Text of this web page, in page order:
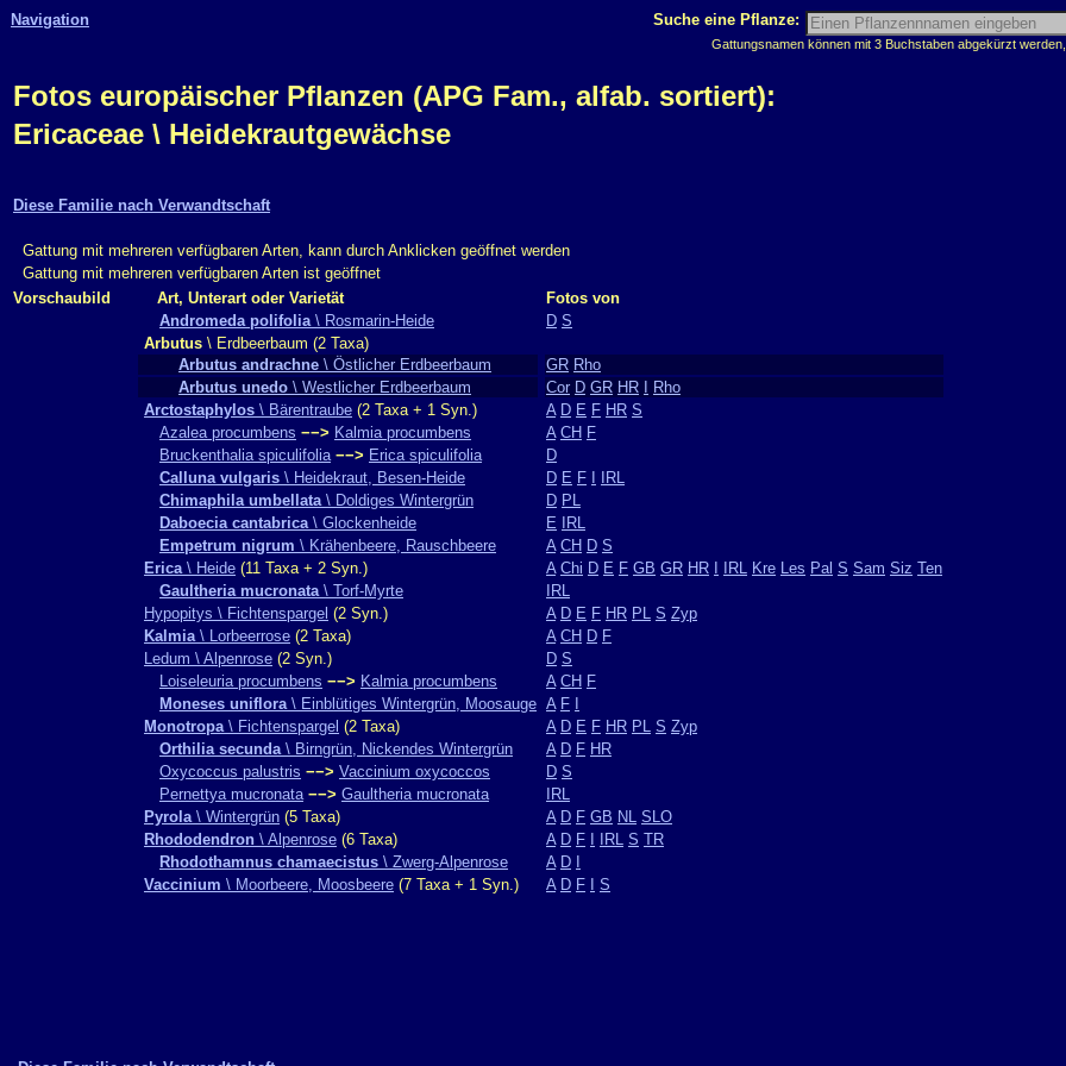
Navigation Suche eine Pflanze:
Gattungsnamen können mit 3 Buchstaben abgekürzt
Fotos europäischer Pflanzen (APG Fam., alfab. sortiert):
Ericaceae \ Heidekrautgewächse
Diese Familie nach Verwandtschaft
Gattung mit mehreren verfügbaren Arten, kann durch Anklicken geöffnet werden
Gattung mit mehreren verfügbaren Arten ist geöffnet
Vorschaubild
Art, Unterart oder Varietät
Fotos von
Andromeda polifolia\ Rosmarin-Heide D S
Arbutus \ Erdbeerbaum (2 Taxa)
Arbutus andrachne \ Östlicher Erdbeerbaum GR Rho
Arbutus unedo \ Westlicher Erdbeerbaum Cor D GR HR
Rho
Arctostaphylos \ Bärentraube (2 Taxa + 1 Syn.) A D E F HR S
Azalea procumbens −−> Kalmia procumbens A CH F
Bruckenthalia spiculifolia −−> Erica spiculifolia
D
Calluna vulgaris \ Heidekraut, Besen-Heide D E F
IRL
Chimaphila umbellata\ Doldiges Wintergrün D PL
Daboecia cantabrica\ Glockenheide E
IRL
Empetrum nigrum \ Krähenbeere, Rauschbeere A CH D S
Erica\ Heide (11 Taxa + 2 Syn.) A Chi D E F GB GR HR IRL Kre Les Pal S Sam Siz Ten
Gaultheria mucronata\ Torf-Myrte
IRL
Hypopitys \ Fichtenspargel (2 Syn.) A D E F HR PL S Zyp
Kalmia\ Lorbeerrose (2 Taxa) A CH D F
Ledum \ Alpenrose (2 Syn.) D S
Loiseleuria procumbens −−> Kalmia procumbens A CH F
Moneses uniflora\ Einblütiges Wintergrün, Moosauge A F
Monotropa\ Fichtenspargel (2 Taxa) A D E F HR PL S Zyp
Orthilia secunda\ Birngrün, Nickendes Wintergrün A D F HR
Oxycoccus palustris −−> Vaccinium oxycoccos D S
Pernettya mucronata −−> Gaultheria mucronata
IRL
Pyrola\ Wintergrün (5 Taxa) A D F GB NL SLO
Rhododendron \ Alpenrose (6 Taxa) A D F IRL S TR
Rhodothamnus chamaecistus \ Zwerg-Alpenrose A D
Vaccinium \ Moorbeere, Moosbeere (7 Taxa + 1 Syn.) A D F S